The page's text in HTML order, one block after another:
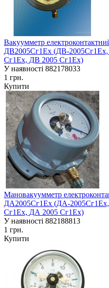
Вакуумметр
ДВ2005Сг1Ех (ДВ-
Сг1Ех, ДВ 2005 Сг1Ех)
У наявності 882178033
1 грн.
Купити
Мановакуумметр
ДА2005Сг1Ех (ДА-
Сг1Ех, ДА 2005 Сг1Ех)
У наявності 882188813
1 грн.
Купити